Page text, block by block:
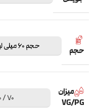
حجم حجم 60 میلی لیتر
میزان
VG/PG
70 / 30